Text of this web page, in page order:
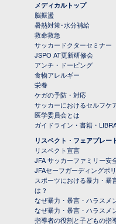
メディカルトップ
脳振盪
暑熱対策･水分補給
救命救急
サッカードクターセミナー
JSPO AT更新研修会
アンチ・ドーピング
食物アレルギー
栄養
ケガの予防・対応
サッカーにおけるセルフケ
医学委員会とは
ガイドライン・書籍・
リスペクト・フェアプレー
リスペクト宣言
JFA サッカーファミリー安
JFAセーフガーディングポ
スポーツにおける暴力・暴
は？
なぜ暴力・暴言・ハラスメ
なぜ暴力・暴言・ハラスメ
指導者の役割と子どもの指